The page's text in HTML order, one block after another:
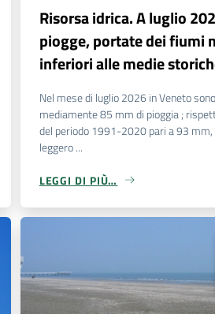
Risorsa idrica. A luglio
piogge, portate dei fiumi
inferiori alle medie
Nel mese di luglio 2026 in Veneto
mediamente 85 mm di pioggia ;
del periodo 1991-2020 pari a 93
leggero ...
LEGGI DI PIÙ…